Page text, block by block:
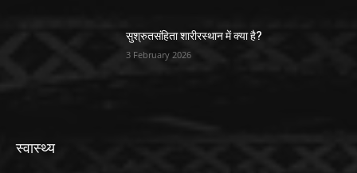
सुश्रुतसंहिता शारीरस्थान में क्या है?
3 February 2026
स्वास्थ्य